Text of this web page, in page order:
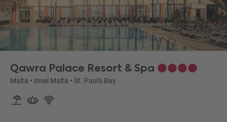
Qawra Palace Resort & Spa
Malta • Insel Malta • St. Paul's Bay